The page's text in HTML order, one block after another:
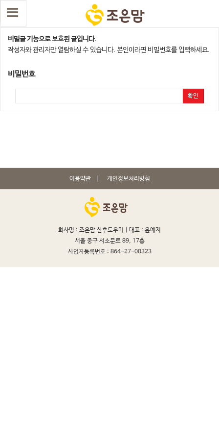
수원지사
비밀글 기능으로 보호된 글입니다.
작성자와 관리자만 열람하실 수 있습니다. 본인이라면 비밀번호를 입력하세요.
비밀번호
확인
이용약관 개인정보처리방침
회사명 : 조은맘 산후도우미 | 대표 : 윤예지
서울 중구 서소문로 89, 17층
사업자등록번호 : 864-27-00323